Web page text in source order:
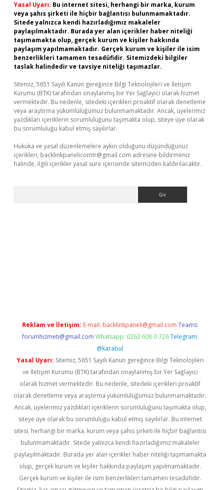
Yasal Uyarı: Bu internet sitesi, herhangi bir marka, kurum
veya şahıs şirketi ile hiçbir bağlantısı bulunmamaktadır.
Sitede yalnızca kendi hazırladığımız makaleler
paylaşılmaktadır. Burada yer alan içerikler haber niteliği
taşımamakta olup, gerçek kurum ve kişiler hakkında
paylaşım yapılmamaktadır. Gerçek kurum ve kişiler ile isim
benzerlikleri tamamen tesadüfidir. Sitemizdeki bilgiler
taslak halindedir ve tavsiye niteliği taşımazlar.
Sitemiz, 5651 Sayılı Kanun gereğince Bilgi Teknolojileri ve İletişim
Kurumu (BTK) tarafından onaylanmış bir Yer Sağlayıcı olarak hizmet
vermektedir. Bu nedenle, sitedeki içerikleri proaktif olarak denetleme
veya araştırma yükümlülüğümüz bulunmamaktadır. Ancak, üyelerimiz
yazdıkları içeriklerin sorumluluğunu taşımakta olup, siteye üye olarak
bu sorumluluğu kabul etmiş sayılırlar.
Hukuka ve yasal düzenlemelere aykırı olduğunu düşündüğünüz
içerikleri, backlinkpanelicomtr@gmail.com adresine bildirmeniz
halinde, ilgili içerikler yasal süre içerisinde sitemizden kaldırılacaktır.
Reklam ve İletişim: E-mail: backlinkpaneli@gmail.com Teams:
forumhizmeti@gmail.com Whatsapp: 0262 606 0 726 Telegram:
@karabul
Yasal Uyarı: Sitemiz, 5651 Sayılı Kanun gereğince Bilgi Teknolojileri
ve İletişim Kurumu (BTK) tarafından onaylanmış bir Yer Sağlayıcı
olarak hizmet vermektedir. Bu nedenle, sitedeki içerikleri proaktif
olarak denetleme veya araştırma yükümlülüğümüz bulunmamaktadır.
Ancak, üyelerimiz yazdıkları içeriklerin sorumluluğunu taşımakta olup,
siteye üye olarak bu sorumluluğu kabul etmiş sayılırlar. Bu internet
sitesi, herhangi bir marka, kurum veya şahıs şirketi ile hiçbir bağlantısı
bulunmamaktadır. Sitede yalnızca kendi hazırladığımız makaleler
paylaşılmaktadır. Burada yer alan içerikler haber niteliği taşımamakta
olup, gerçek kurum ve kişiler hakkında paylaşım yapılmamaktadır.
Gerçek kurum ve kişiler ile isim benzerlikleri tamamen tesadüfidir.